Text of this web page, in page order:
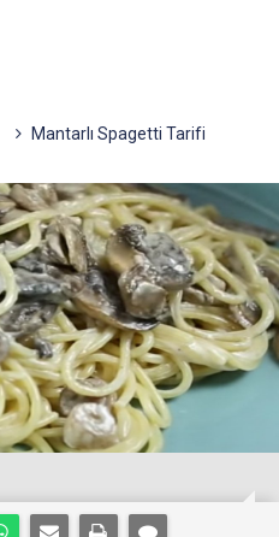
Mantarlı Spagetti Tarifi